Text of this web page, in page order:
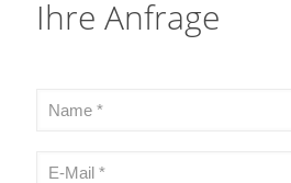
Ihre Anfrage